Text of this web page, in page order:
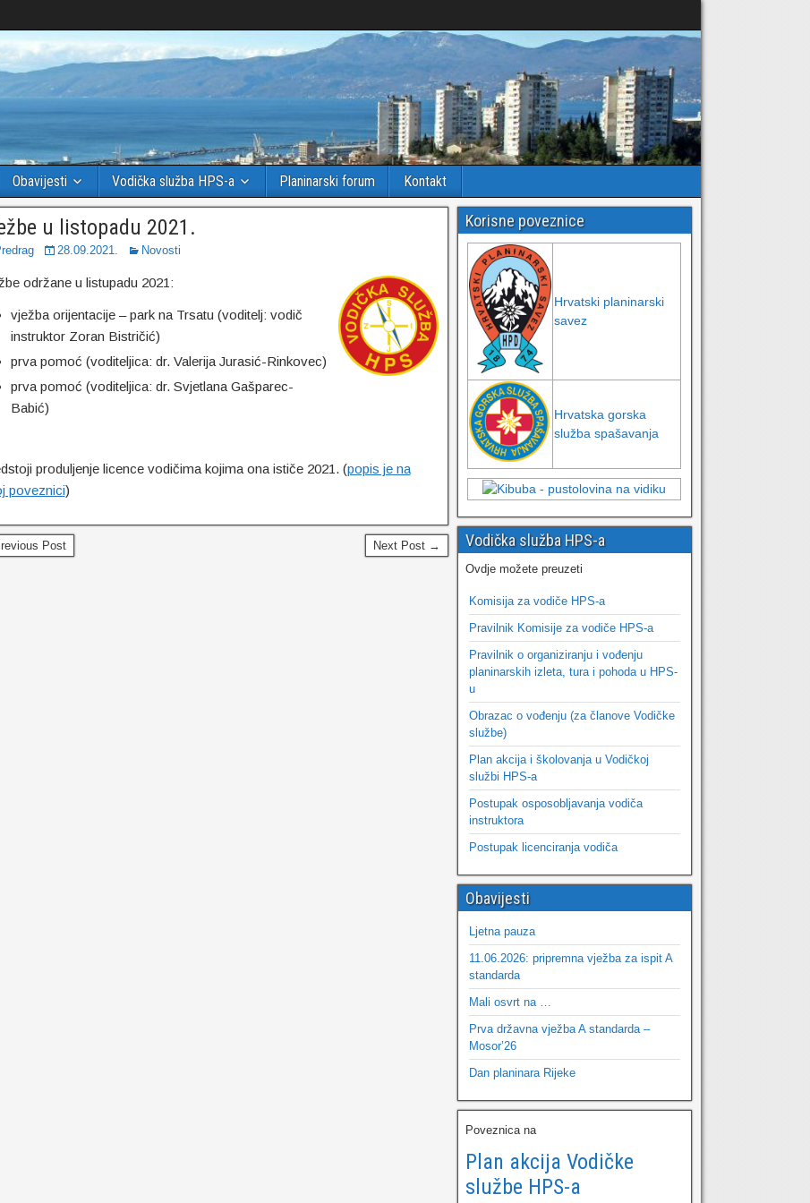
Obavijesti Vodička služba HPS-a Planinarski forum Kontakt
u listopadu 2021.
28.09.2021. Novosti
održane u listupadu 2021:
vježba orijentacije – park na Trsatu (voditelj: vodič
instruktor Zoran Bistričić)
prva pomoć (voditeljica: dr. Valerija Jurasić-Rinkovec)
prva pomoć (voditeljica: dr. Svjetlana Gašparec-
Babić)
produljenje licence vodičima kojima ona ističe 2021. (popis je na
poveznici)
Post Next Post →
Korisne poveznice
Hrvatski planinarski
savez
Hrvatska gorska
služba spašavanja
Vodička služba HPS-a
Ovdje možete preuzeti
Komisija za vodiče HPS-a
Pravilnik Komisije za vodiče HPS-a
Pravilnik o organiziranju i vođenju
planinarskih izleta, tura i pohoda u HPS-
u
Obrazac o vođenju (za članove Vodičke
službe)
Plan akcija i školovanja u Vodičkoj
službi HPS-a
Postupak osposobljavanja vodiča
instruktora
Postupak licenciranja vodiča
Obavijesti
Ljetna pauza
11.06.2026: pripremna vježba za ispit A
standarda
Mali osvrt na …
Prva državna vježba A standarda –
Mosor’26
Dan planinara Rijeke
Poveznica na
Plan akcija Vodičke
službe HPS-a